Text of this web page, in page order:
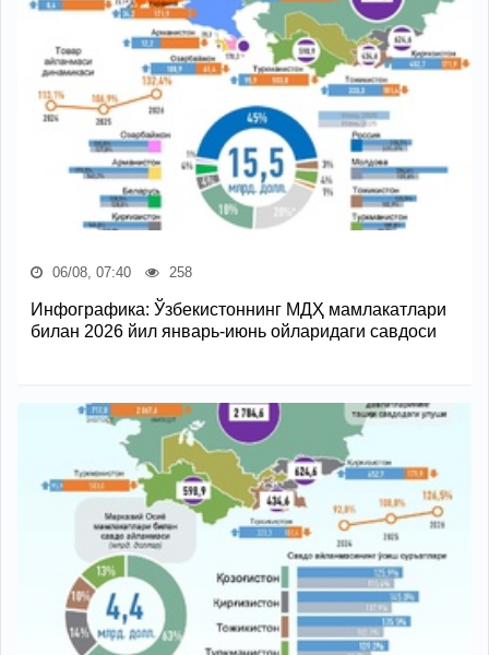
06/08, 07:40 258
Инфографика: Ўзбекистоннинг МДҲ мамлакатлари
билан 2026 йил январь-июнь ойларидаги савдоси